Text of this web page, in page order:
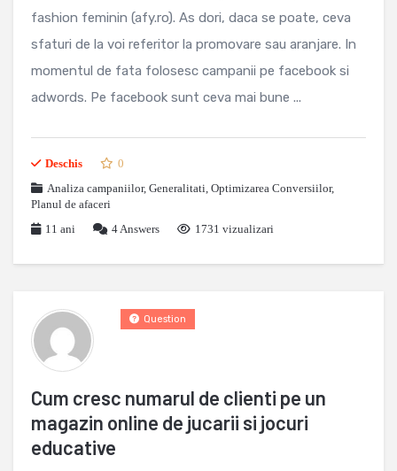
fashion feminin (afy.ro). As dori, daca se poate, ceva
sfaturi de la voi referitor la promovare sau aranjare. In
momentul de fata folosesc campanii pe facebook si
adwords. Pe facebook sunt ceva mai bune ...
Deschis
0
Analiza campaniilor, Generalitati, Optimizarea Conversiilor,
Planul de afaceri
11 ani
4Answers 1731 vizualizari
Cum cresc numarul de clienti pe un
magazin online de jucarii si jocuri
educative
Question